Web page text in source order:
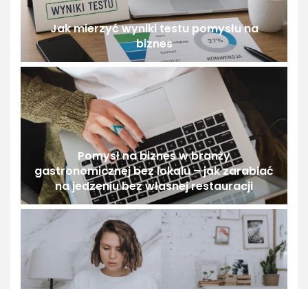
Jak mierzyć wyniki testu pomysłu na
biznes
Pomysł na biznes w branży
gastronomicznej bez lokalu – jak zarabiać
na jedzeniu bez własnej restauracji